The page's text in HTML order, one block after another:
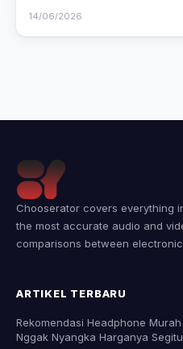
14/06/2026
Chooserator covers everything
the most accurate audio and
comparisons between
ARTIKEL TERBARU
Rekomendasi Headphone
Nggak Nyangka Harganya Segitu